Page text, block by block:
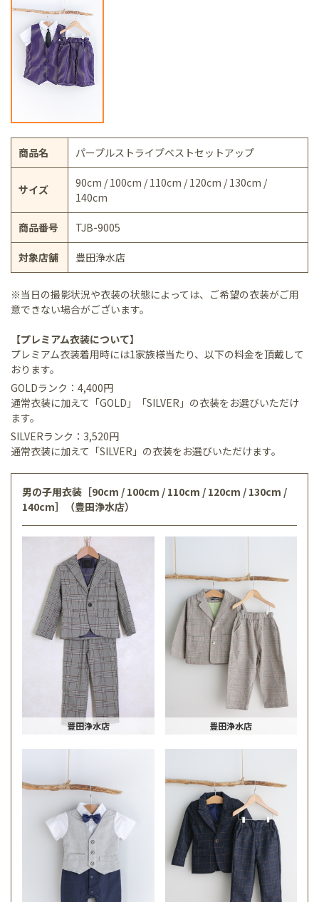
商品名 パープルストライプベストセットアップ
サイズ
90cm / 100cm / 110cm / 120cm / 130cm /
140cm
商品番号 TJB-9005
対象店舗 豊田浄水店
※当日の撮影状況や衣装の状態によっては、ご希望の衣装がご用
意できない場合がございます。
【プレミアム衣装について】
プレミアム衣装着用時には1家族様当たり、以下の料金を頂戴して
おります。
GOLDランク：4,400円
通常衣装に加えて「GOLD」「SILVER」の衣装をお選びいただけ
ます。
SILVERランク：3,520円
通常衣装に加えて「SILVER」の衣装をお選びいただけます。
男の子用衣装［90cm / 100cm / 110cm / 120cm / 130cm /
140cm］（豊田浄水店）
豊田浄水店 豊田浄水店